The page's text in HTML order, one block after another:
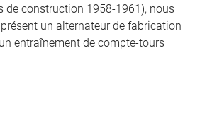
de construction 1958-1961), nous
un alternateur de fabrication
entraînement de compte-tours